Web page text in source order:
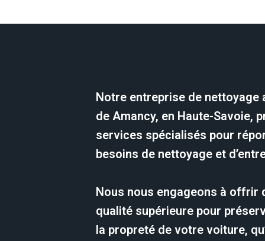
Notre entreprise de nettoyage
de Amancy, en Haute-Savoie,
services spécialisés pour
besoins de nettoyage et
Nous nous engageons à offrir
qualité supérieure pour
la propreté de votre voiture,